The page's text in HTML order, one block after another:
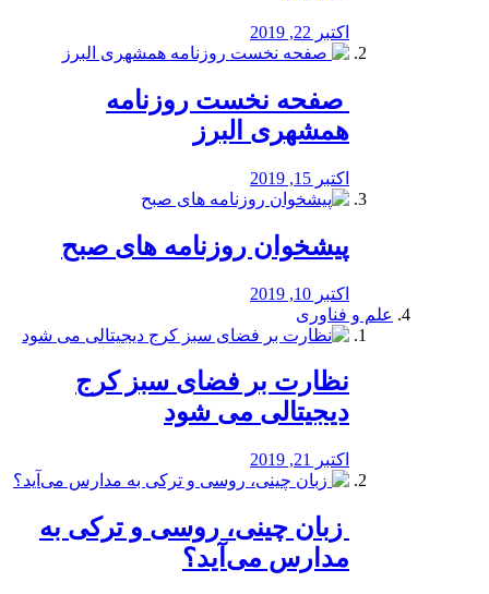
اکتبر 22, 2019
️ صفحه نخست روزنامه‌
همشهری البرز
اکتبر 15, 2019
پیشخوان روزنامه های صبح
اکتبر 10, 2019
علم و فناوری
نظارت بر فضای سبز کرج
دیجیتالی می شود
اکتبر 21, 2019
️ زبان چینی، روسی و ترکی به
مدارس می‌آید؟